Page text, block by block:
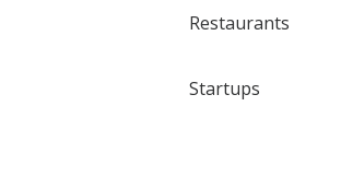
Restaurants
Startups